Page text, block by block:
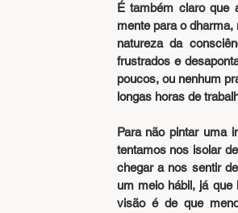
É também claro que
mente para o
natureza da
frustrados e
poucos, ou nenhum
longas horas de
Para não pintar uma
tentamos nos isolar
chegar a nos sentir
um meio hábil, já
visão é de que